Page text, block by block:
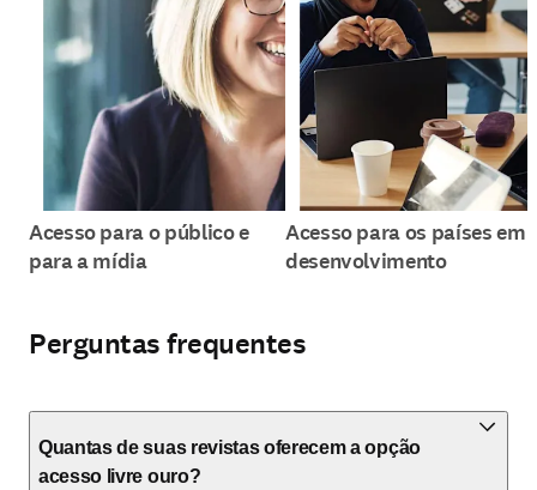
Acesso para o público e
para a mídia
Acesso para os países em
desenvolvimento
Perguntas frequentes
Quantas de suas revistas oferecem a opção
acesso livre ouro?